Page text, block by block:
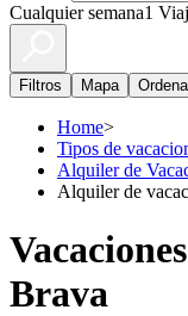
Cualquier semana1
Filtros Mapa
Home>
Tipos de
Alquiler de
Alquiler de
Brava